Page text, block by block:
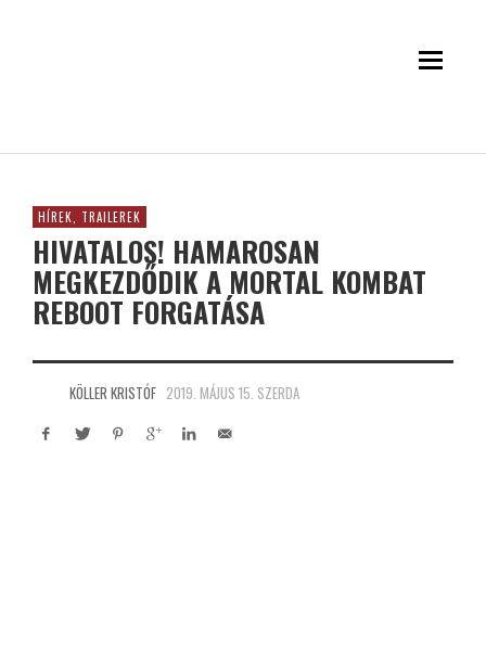
HÍREK, TRAILEREK
HIVATALOS! HAMAROSAN
MEGKEZDŐDIK A MORTAL KOMBAT
REBOOT FORGATÁSA
KÖLLER KRISTÓF 2019. MÁJUS 15. SZERDA